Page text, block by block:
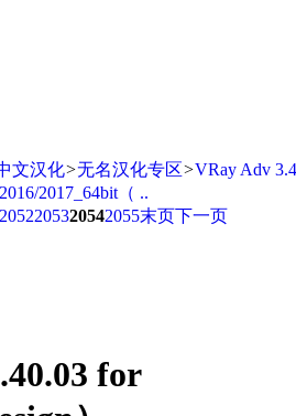
文汉化>无名汉化专区>VRay Adv
2017_64bit（ ..
2052205320542055末页下一页
for